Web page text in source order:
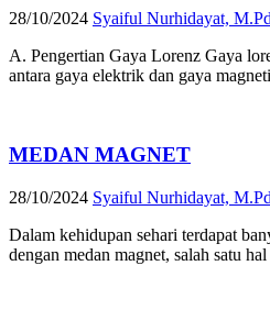
28/10/2024 Syaiful Nurhidayat, M.Pd
A. Pengertian Gaya Lorenz Gaya
antara gaya elektrik dan gaya
MEDAN MAGNET
28/10/2024 Syaiful Nurhidayat, M.Pd
Dalam kehidupan sehari terdapat
dengan medan magnet, salah satu